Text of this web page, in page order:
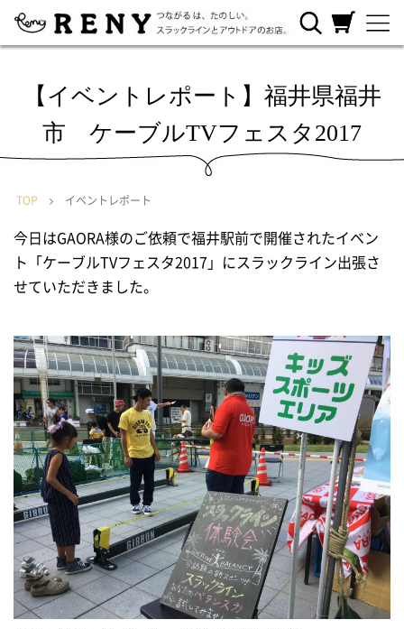
カートを見
る
ご利用ガイ
ド
て
【イベントレポート】福井県福井
市 ケーブルTVフェスタ2017
TOP イベントレポート
今日はGAORA様のご依頼で福井駅前で開催されたイベン
ト「ケーブルTVフェスタ2017」にスラックライン出張さ
せていただきました。